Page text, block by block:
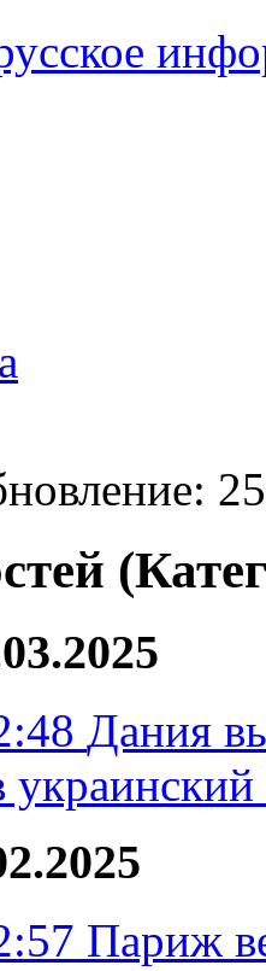
Дания
Париж